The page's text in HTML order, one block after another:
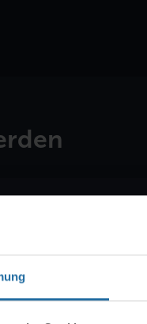
Mail, wenn der
der Regel startet der